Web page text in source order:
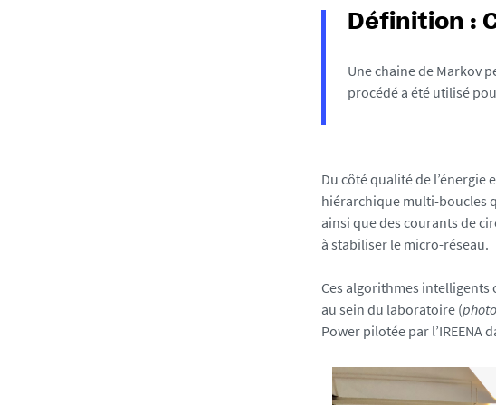
Définition :
Une chaine de Markov
procédé a été utilisé
Du côté qualité de
hiérarchique multi-boucles
ainsi que des courants de
à stabiliser le micro-réseau.
Ces algorithmes intelligents
au sein du laboratoire (
Power pilotée par l’IREENA